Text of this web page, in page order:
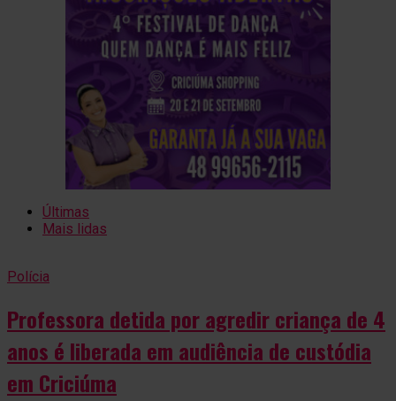
Últimas
Mais lidas
Polícia
Professora detida por agredir criança de 4
anos é liberada em audiência de custódia
em Criciúma